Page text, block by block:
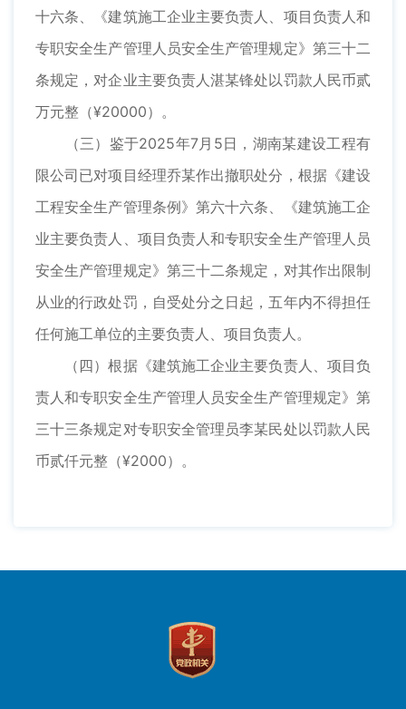
十六条、《建筑施工企业主要负责人、项目负责人和
专职安全生产管理人员安全生产管理规定》第三十二
条规定，对企业主要负责人湛某锋处以罚款人民币贰
万元整（¥20000）。
（三）鉴于2025年7月5日，湖南某建设工程有
限公司已对项目经理乔某作出撤职处分，根据《建设
工程安全生产管理条例》第六十六条、《建筑施工企
业主要负责人、项目负责人和专职安全生产管理人员
安全生产管理规定》第三十二条规定，对其作出限制
从业的行政处罚，自受处分之日起，五年内不得担任
任何施工单位的主要负责人、项目负责人。
（四）根据《建筑施工企业主要负责人、项目负
责人和专职安全生产管理人员安全生产管理规定》第
三十三条规定对专职安全管理员李某民处以罚款人民
币贰仟元整（¥2000）。